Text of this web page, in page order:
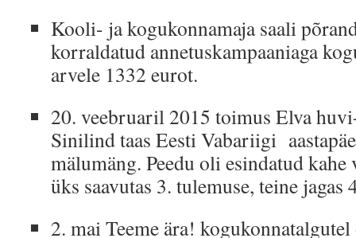
Kooli- ja kogukonnamaja saali
korraldatud annetuskampaaniaga
arvele 1332 eurot.
20. veebruaril 2015 toimus Elva
Sinilind taas Eesti Vabariigi
mälumäng. Peedu oli esindatud
üks saavutas 3. tulemuse, teine jagas
2. mai Teeme ära! kogukonnatalgutel